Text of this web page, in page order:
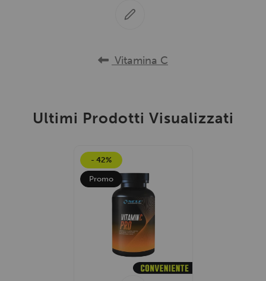
Vitamina C
Ultimi Prodotti Visualizzati
- 42%
Promo